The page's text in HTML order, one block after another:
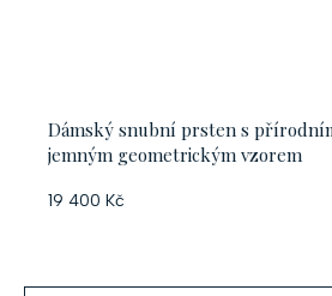
Dámský snubní prsten s
jemným geometrickým vzorem
19 400 Kč